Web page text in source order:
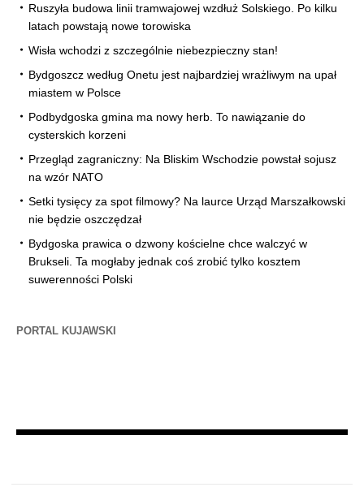
Ruszyła budowa linii tramwajowej wzdłuż Solskiego. Po kilku
latach powstają nowe torowiska
Wisła wchodzi z szczególnie niebezpieczny stan!
Bydgoszcz według Onetu jest najbardziej wrażliwym na upał
miastem w Polsce
Podbydgoska gmina ma nowy herb. To nawiązanie do
cysterskich korzeni
Przegląd zagraniczny: Na Bliskim Wschodzie powstał sojusz
na wzór NATO
Setki tysięcy za spot filmowy? Na laurce Urząd Marszałkowski
nie będzie oszczędzał
Bydgoska prawica o dzwony kościelne chce walczyć w
Brukseli. Ta mogłaby jednak coś zrobić tylko kosztem
suwerenności Polski
PORTAL KUJAWSKI